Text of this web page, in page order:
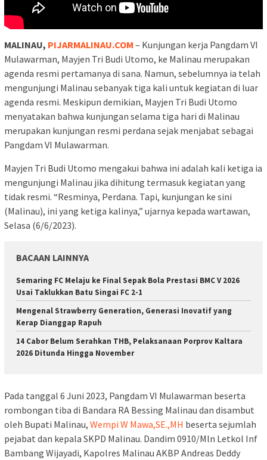
MALINAU, PIJARMALINAU.COM – Kunjungan kerja Pangdam VI
Mulawarman, Mayjen Tri Budi Utomo, ke Malinau merupakan
agenda resmi pertamanya di sana. Namun, sebelumnya ia telah
mengunjungi Malinau sebanyak tiga kali untuk kegiatan di luar
agenda resmi. Meskipun demikian, Mayjen Tri Budi Utomo
menyatakan bahwa kunjungan selama tiga hari di Malinau
merupakan kunjungan resmi perdana sejak menjabat sebagai
Pangdam VI Mulawarman.
Mayjen Tri Budi Utomo mengakui bahwa ini adalah kali ketiga ia
mengunjungi Malinau jika dihitung termasuk kegiatan yang
tidak resmi. “Resminya, Perdana. Tapi, kunjungan ke sini
(Malinau), ini yang ketiga kalinya,” ujarnya kepada wartawan,
Selasa (6/6/2023).
BACAAN LAINNYA
Semaring FC Melaju ke Final Sepak Bola Prestasi BMC V 2026
Usai Taklukkan Batu Singai FC 2-1
Mengenal Strawberry Generation, Generasi Inovatif yang
Kerap Dianggap Rapuh
14 Cabor Belum Serahkan THB, Pelaksanaan Porprov Kaltara
2026 Ditunda Hingga November
Pada tanggal 6 Juni 2023, Pangdam VI Mulawarman beserta
rombongan tiba di Bandara RA Bessing Malinau dan disambut
oleh Bupati Malinau, Wempi W Mawa,SE.,MH beserta sejumlah
pejabat dan kepala SKPD Malinau. Dandim 0910/Mln Letkol Inf
Bambang Wijayadi, Kapolres Malinau AKBP Andreas Deddy